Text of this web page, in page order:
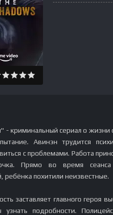
- криминальный сериал о жизни
Авинэн трудится
с проблемами. Работа
Прямо во время
ребёнка похитили неизвестные.
заставляет главного героя
подробности.